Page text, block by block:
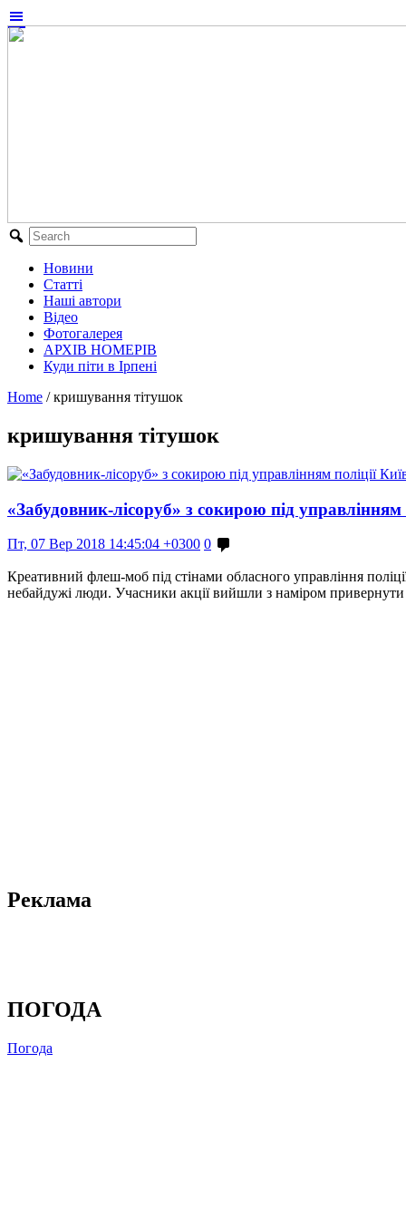
Новини
Статті
Наші автори
Відео
Фотогалерея
АРХІВ НОМЕРІВ
Куди піти в Ірпені
Home / кришування тітушок
кришування тітушок
«Забудовник-лісоруб» з сокирою під
Пт, 07 Вер 2018 14:45:04 +0300 0
Креативний флеш-моб під стінами обласного управління
небайдужі люди. Учасники акції вийшли з наміром привернути
Реклама
ПОГОДА
Погода